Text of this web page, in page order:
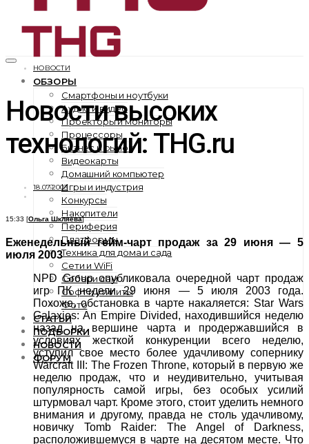
ОБЗОРЫ
Смартфоны и ноутбуки
Аудио и видео
Проекторы и мониторы
Процессоры
Бизнес и рынок
Видеокарты
Домашний компьютер
Игры и индустрия
Конкурсы
Накопители
Периферия
Платформы
Техника для дома и сада
Сети и WiFi
Собери сам
Софт и утилиты
Фото
СТАТЬИ
ПОДБОРКИ
НОВОСТИ
ФОРУМ
НОВОСТИ
Новости высоких
технологий: THG.ru
18.07.2003
15:33 [Ольга Шкляева]
Еженедельный гейм-чарт продаж за 29 июня — 5
июля 2003
NPD Group опубликовала очередной чарт продаж
игр ПК недели 29 июня — 5 июля 2003 года.
Похоже, обстановка в чарте накаляется: Star Wars
Galaxies: An Empire Divided, находившийся неделю
назад на вершине чарта и продержавшийся в
условиях жесткой конкуренции всего неделю,
уступил свое место более удачливому сопернику
Warcraft III: The Frozen Throne, который в первую же
неделю продаж, что и неудивительно, учитывая
популярность самой игры, без особых усилий
штурмовал чарт. Кроме этого, стоит уделить немного
внимания и другому, правда не столь удачливому,
новичку Tomb Raider: The Angel of Darkness,
расположившемуся в чарте на десятом месте. Что